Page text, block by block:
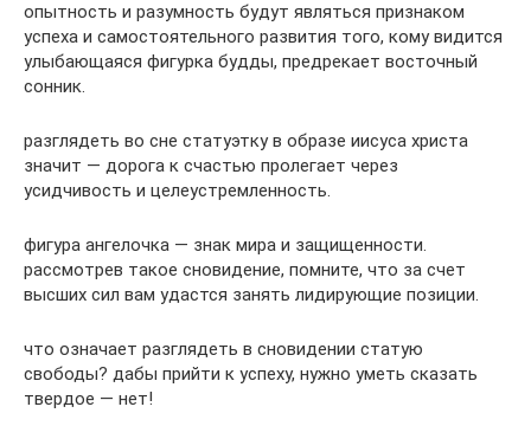
опытность и разумность будут являться признаком
успеха и самостоятельного развития того, кому видится
улыбающаяся фигурка будды, предрекает восточный
сонник.
разглядеть во сне статуэтку в образе иисуса христа
значит — дорога к счастью пролегает через
усидчивость и целеустремленность.
фигура ангелочка — знак мира и защищенности.
рассмотрев такое сновидение, помните, что за счет
высших сил вам удастся занять лидирующие позиции.
что означает разглядеть в сновидении статую
свободы? дабы прийти к успеху, нужно уметь сказать
твердое — нет!